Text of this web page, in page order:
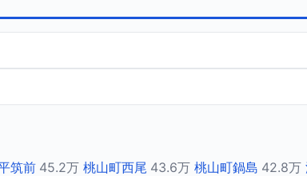
筑前 45.2万 桃山町西尾 43.6万 桃山町鍋島 42.8万